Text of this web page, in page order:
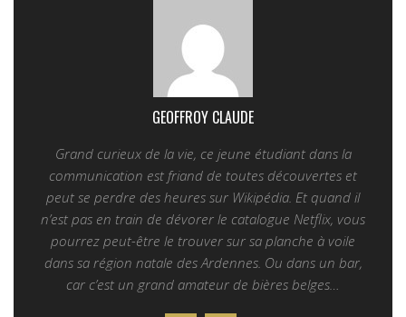
GEOFFROY CLAUDE
Grand curieux de la vie, ce jeune étudiant dans la
communication est friand de toutes découvertes et
peut se perdre des heures sur Wikipédia. Et quand il
n’est pas en train de dévorer le catalogue Netflix, vous
pourrez peut-être le trouver sur sa planche à voile
dans sa région natale des Ardennes. Ou dans un bar,
car c’est un grand amateur de bières belges…